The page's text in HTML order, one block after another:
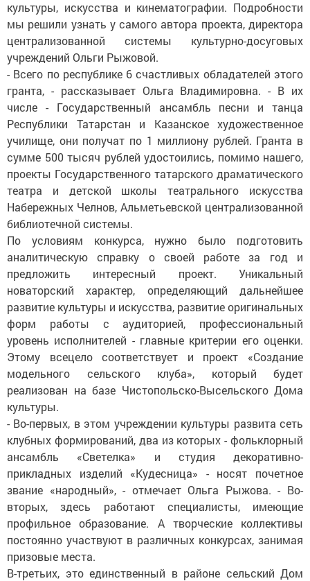
культуры, искусства и кинематографии. Подробности
мы решили узнать у самого автора проекта, директора
централизованной системы культурно-досуговых
учреждений Ольги Рыжовой.
- Всего по республике 6 счастливых обладателей этого
гранта, - рассказывает Ольга Владимировна. - В их
числе - Государственный ансамбль песни и танца
Республики Татарстан и Казанское художественное
училище, они получат по 1 миллиону руб­лей. Гранта в
сумме 500 тысяч рублей удос­тоились, помимо нашего,
проекты Государственного татарского драматического
театра и детской школы театрального искусства
Набережных Челнов, Альметьевской централизованной
библиотечной системы.
По условиям конкурса, нужно было подготовить
аналитическую справку о своей работе за год и
предложить интересный проект. Уникальный
новаторский характер, определяющий дальнейшее
развитие культуры и искусства, развитие оригинальных
форм работы с аудиторией, профессиональный
уровень исполнителей - главные критерии его оценки.
Этому всецело соответствует и проект «Создание
модельного сельского клуба», который будет
реализован на базе Чистопольско-Высельского Дома
культуры.
- Во-первых, в этом учреждении культуры развита сеть
клубных формирований, два из которых - фольклорный
ансамбль «Светелка» и студия декоративно-
прикладных изделий «Кудесница» - носят почетное
звание «народный», - отмечает Ольга Рыжова. - Во-
вторых, здесь работают специалисты, имеющие
профильное образование. А творчес­кие коллективы
постоянно участвуют­ в различных конкурсах, занимая
призовые места.
В-третьих, это единственный в районе сельский Дом